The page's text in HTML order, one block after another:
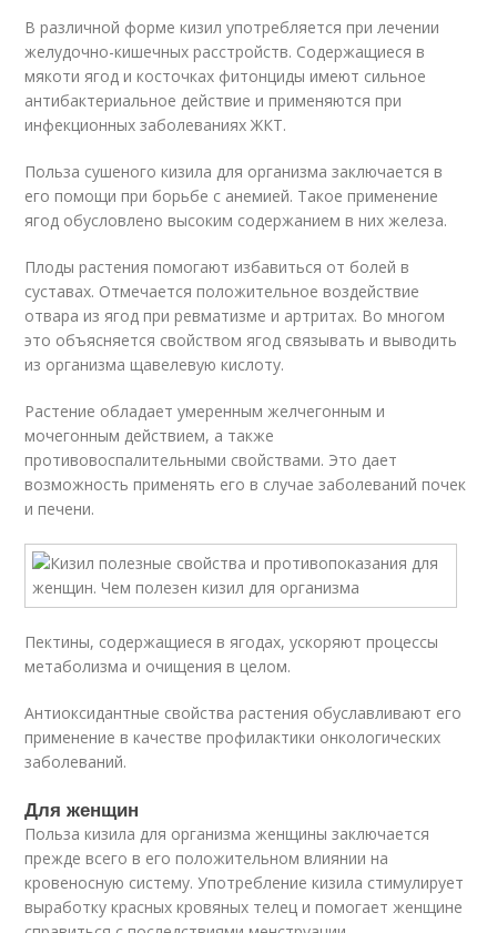
В различной форме кизил употребляется при лечении
желудочно-кишечных расстройств. Содержащиеся в
мякоти ягод и косточках фитонциды имеют сильное
антибактериальное действие и применяются при
инфекционных заболеваниях ЖКТ.
Польза сушеного кизила для организма заключается в
его помощи при борьбе с анемией. Такое применение
ягод обусловлено высоким содержанием в них железа.
Плоды растения помогают избавиться от болей в
суставах. Отмечается положительное воздействие
отвара из ягод при ревматизме и артритах. Во многом
это объясняется свойством ягод связывать и выводить
из организма щавелевую кислоту.
Растение обладает умеренным желчегонным и
мочегонным действием, а также
противовоспалительными свойствами. Это дает
возможность применять его в случае заболеваний почек
и печени.
Пектины, содержащиеся в ягодах, ускоряют процессы
метаболизма и очищения в целом.
Антиоксидантные свойства растения обуславливают его
применение в качестве профилактики онкологических
заболеваний.
Для женщин
Польза кизила для организма женщины заключается
прежде всего в его положительном влиянии на
кровеносную систему. Употребление кизила стимулирует
выработку красных кровяных телец и помогает женщине